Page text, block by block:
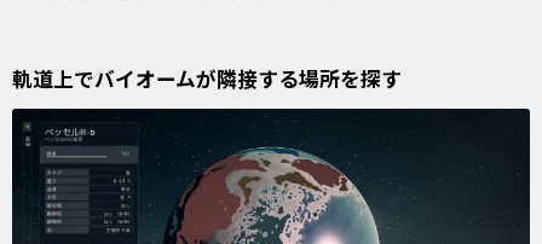
軌道上でバイオームが隣接する場所を探す